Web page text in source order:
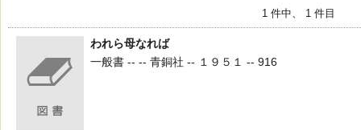
1 件中、 1 件目
われら母なれば
一般書 -- -- 青銅社 -- １９５１ -- 916